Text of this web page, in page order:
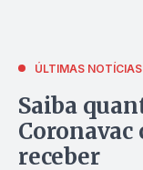
ÚLTIMAS NOTÍCIAS
Saiba
Coronavac
receber